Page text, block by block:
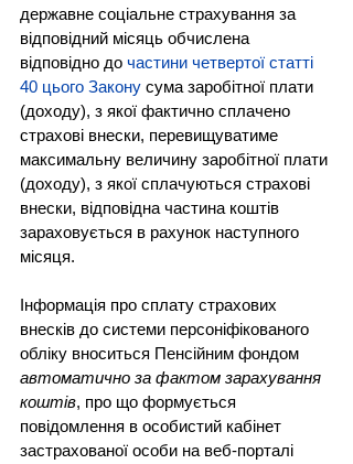
державне соціальне страхування за
відповідний місяць обчислена
відповідно до частини четвертої статті
40 цього Закону сума заробітної плати
(доходу), з якої фактично сплачено
страхові внески, перевищуватиме
максимальну величину заробітної плати
(доходу), з якої сплачуються страхові
внески, відповідна частина коштів
зараховується в рахунок наступного
місяця.
Інформація про сплату страхових
внесків до системи персоніфікованого
обліку вноситься Пенсійним фондом
автоматично за фактом зарахування
коштів, про що формується
повідомлення в особистий кабінет
застрахованої особи на веб-порталі